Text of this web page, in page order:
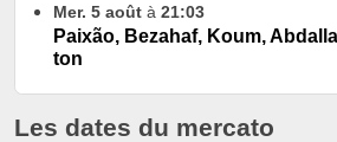
Mer. 5 août à 21:03
Paixão, Bezahaf, Koum,
ton
Les dates du mercato